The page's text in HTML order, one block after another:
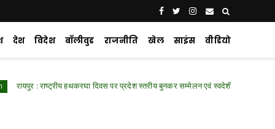
देश विदेश बॉलीवुड राजनीति खेल साइंस वीडियो
हथकरघा दिवस पर प्रदेश स्तरीय बुनकर सम्मेलन एवं स्वदेशी प्रदर्शनी में शामिल हुए वित्त